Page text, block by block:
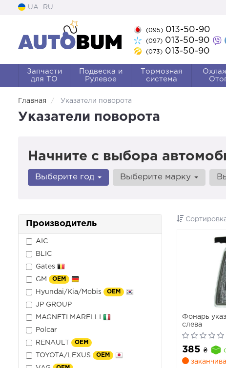
UA RU
(095)013-50-90
(097)013-50-90
(073)013-50-90
Запчасти
для ТО
Подвеска и
Рулевое
Тормозная
система
Главная Указатели поворота
Указатели поворота
Начните с выбора
Выберите год Выберите марку
Производитель
AIC
BLIC
Gates
GM OEM
Hyundai/Kia/Mobis OEM
JP GROUP
MAGNETI MARELLI
Polcar
RENAULT OEM
TOYOTA/LEXUS OEM
Фонарь
слева
385 ₴